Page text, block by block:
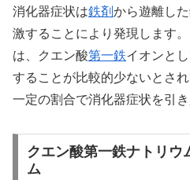
消化器症状は鉄剤から遊離し
激することにより発現します
は、クエン酸第一鉄イオンと
することが比較的少ないとさ
一定の割合で消化器症状を引き
クエン酸第一鉄ナトリウ
ム